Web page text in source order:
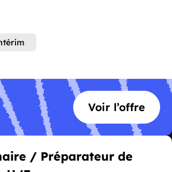
Voir l’offre
/ Préparateur de